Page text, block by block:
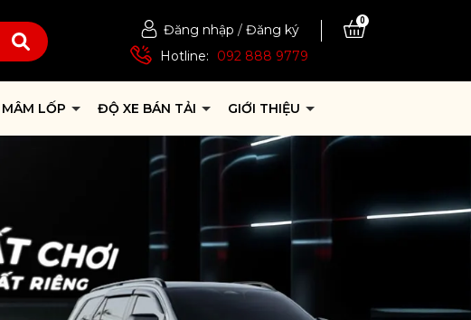
Đăng nhập / Đăng ký
0
Hotline: 092 888 9779
MÂM LỐP ĐỘ XE BÁN TẢI GIỚI THIỆU